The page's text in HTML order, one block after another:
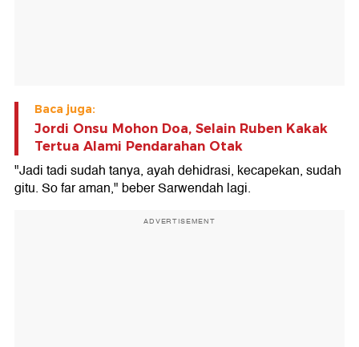
Baca juga:
Jordi Onsu Mohon Doa, Selain Ruben Kakak
Tertua Alami Pendarahan Otak
"Jadi tadi sudah tanya, ayah dehidrasi, kecapekan, sudah
gitu. So far aman," beber Sarwendah lagi.
ADVERTISEMENT